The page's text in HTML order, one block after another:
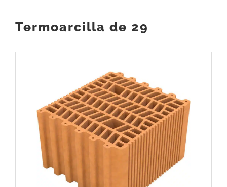
Termoarcilla de 29